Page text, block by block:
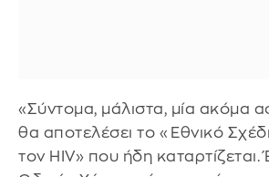
«Σύντομα, μάλιστα, μία ακόμα
θα αποτελέσει το «Εθνικό
τον HIV» που ήδη